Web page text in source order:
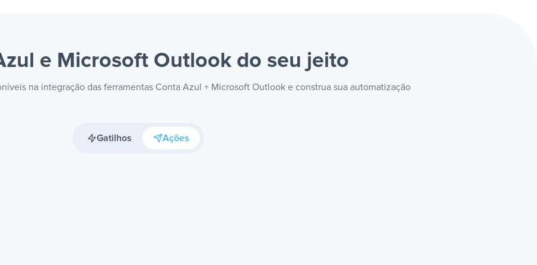
e Microsoft Outlook do seu jeito
na integração das ferramentas Conta Azul + Microsoft Outlook e construa sua automatização
Gatilhos Ações